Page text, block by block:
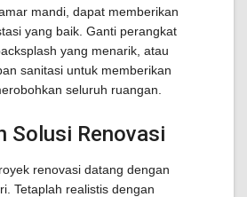
mandi, dapat memberikan
yang baik. Ganti perangkat
yang menarik, atau
sanitasi untuk memberikan
seluruh ruangan.
Solusi Renovasi
renovasi datang dengan
Tetaplah realistis dengan